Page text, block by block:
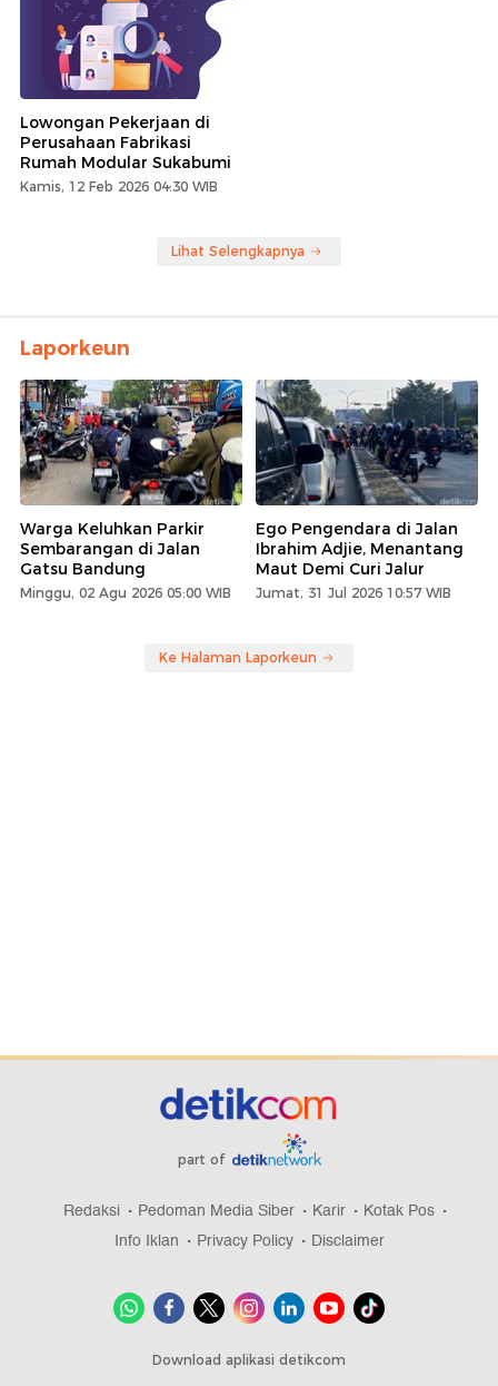
Lowongan Pekerjaan di
Perusahaan Fabrikasi
Rumah Modular Sukabumi
Kamis, 12 Feb 2026 04:30 WIB
Lihat Selengkapnya
Laporkeun
Warga Keluhkan Parkir
Sembarangan di Jalan
Gatsu Bandung
Minggu, 02 Agu 2026 05:00 WIB
Ego Pengendara di Jalan
Ibrahim Adjie, Menantang
Maut Demi Curi Jalur
Jumat, 31 Jul 2026 10:57 WIB
Ke Halaman Laporkeun
part of
Redaksi Pedoman Media Siber Karir
Kotak Pos
Info Iklan
Privacy Policy Disclaimer
Download aplikasi detikcom